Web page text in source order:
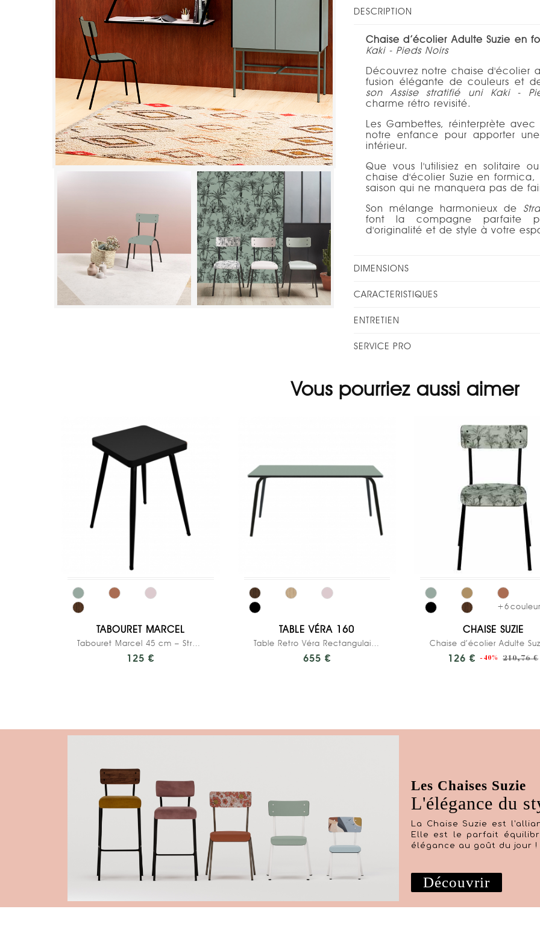
DESCRIPTION
Chaise d’écolier Adulte Suzie en
Kaki - Pieds Noirs
Découvrez notre chaise d'écolier
fusion élégante de couleurs et
son Assise stratifié uni Kaki -
charme rétro revisité.
Les Gambettes, réinterprète
notre enfance pour apporter
intérieur.
Que vous l'utilisiez en solitaire
chaise d'écolier Suzie en
saison qui ne manquera pas de
Son mélange harmonieux de
font la compagne parfaite
d'originalité et de style à votre
DIMENSIONS
CARACTERISTIQUES
ENTRETIEN
SERVICE PRO
Vous pourriez aussi aimer
TABOURET MARCEL
Tabouret Marcel 45 cm – Stratifié Uni Assise...
125 €
TABLE VÉRA 160
Table Retro Véra Rectangulaire 160×80 –...
655 €
+6
CHAISE SUZIE
126 € -40% 210,76 €
Les Chaises Suzie
L'élégance du
La Chaise Suzie est
Elle est le parfait
élégance au goût du jour !
Découvrir